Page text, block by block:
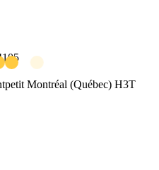
Montréal (Québec) H3T